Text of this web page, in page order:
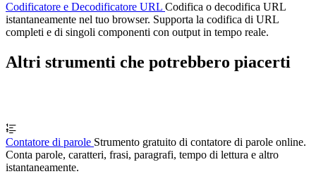
Codificatore e Decodificatore URL Codifica o decodifica URL
istantaneamente nel tuo browser. Supporta la codifica di URL
completi e di singoli componenti con output in tempo reale.
Altri strumenti che potrebbero piacerti
Contatore di parole Strumento gratuito di contatore di parole online.
Conta parole, caratteri, frasi, paragrafi, tempo di lettura e altro
istantaneamente.